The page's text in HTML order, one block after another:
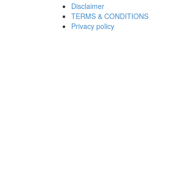
Disclaimer
TERMS & CONDITIONS
Privacy policy